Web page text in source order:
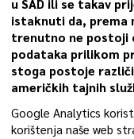
u SAD ili se takav
istaknuti da, prema
trenutno ne postoji
podataka prilikom
stoga postoje
američkih tajnih
Google Analytics
korištenja naše web